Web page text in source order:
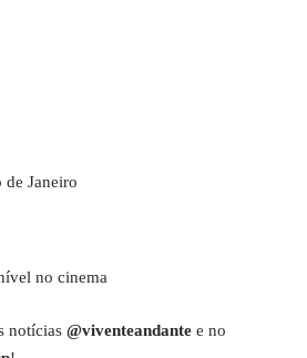
de Janeiro
no cinema
notícias @viventeandante e no